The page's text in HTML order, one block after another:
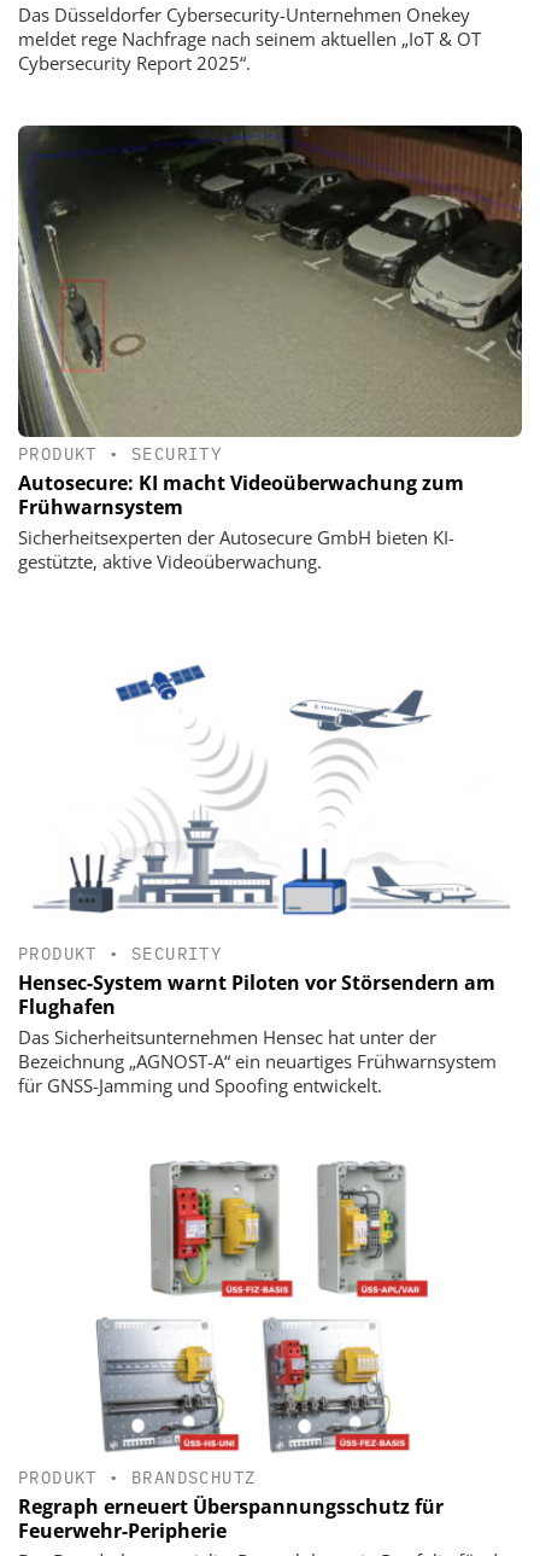
Das Düsseldorfer Cybersecurity-Unternehmen Onekey
meldet rege Nachfrage nach seinem aktuellen „IoT & OT
Cybersecurity Report 2025“.
PRODUKT • SECURITY
Autosecure: KI macht Videoüberwachung zum
Frühwarnsystem
Sicherheitsexperten der Autosecure GmbH bieten KI-
gestützte, aktive Videoüberwachung.
PRODUKT • SECURITY
Hensec-System warnt Piloten vor Störsendern am
Flughafen
Das Sicherheitsunternehmen Hensec hat unter der
Bezeichnung „AGNOST-A“ ein neuartiges Frühwarnsystem
für GNSS-Jamming und Spoofing entwickelt.
PRODUKT • BRANDSCHUTZ
Regraph erneuert Überspannungsschutz für
Feuerwehr-Peripherie